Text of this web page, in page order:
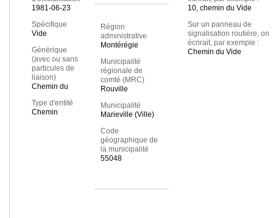
1981-06-23
Spécifique
Vide
Générique
(avec ou sans
particules de
liaison)
Chemin du
Type d'entité
Chemin
Région
administrative
Montérégie
Municipalité
régionale de
comté (MRC)
Rouville
Municipalité
Marieville (Ville)
Code
géographique de
la municipalité
55048
10, chemin du Vide
Sur un panneau de
signalisation routière, on
écrirait, par exemple :
Chemin du Vide